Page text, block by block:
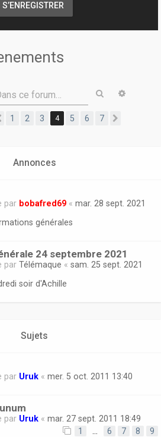
S’ENREGISTRER
ce forum… Rechercher
4 sur
Précédente
1 2 3 4 5 6 7
Annonces
par bobafred69 « mar. 28 sept. 2021
générales
24 septembre 2021
par Télémaque « sam. 25 sept. 2021
soir d'Achille
Sujets
par Uruk « mer. 5 oct. 2011 13:40
par Uruk « mar. 27 sept. 2011 18:49
1 … 6 7 8 9